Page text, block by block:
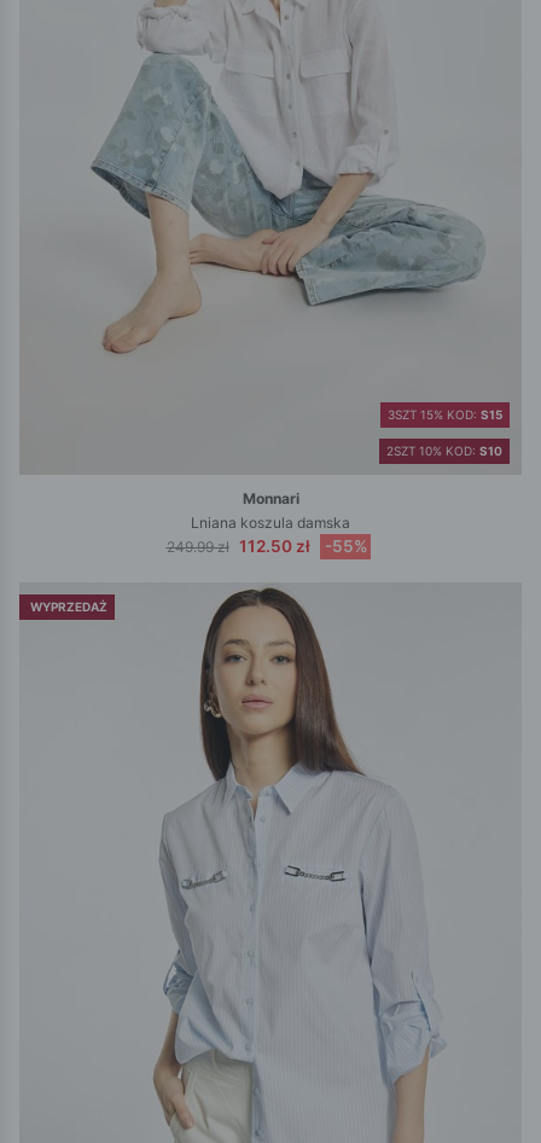
2SZT 10% KOD: S10
3SZT 15% KOD: S15
Monnari
Lniana koszula damska
249.99 zł 112.50 zł -55%
WYPRZEDAŻ